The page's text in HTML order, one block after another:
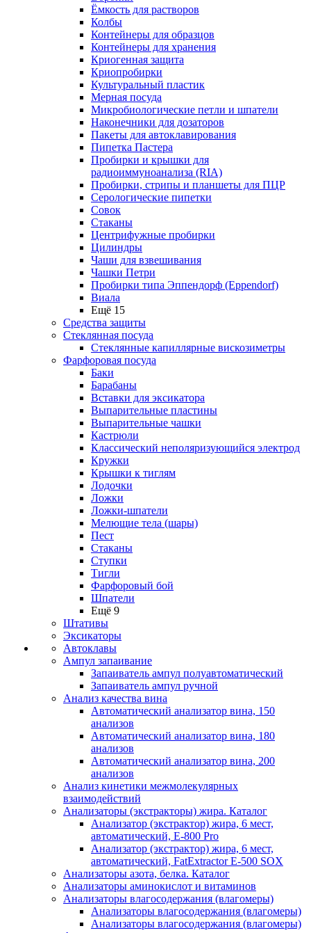
Ёмкость для растворов
Колбы
Контейнеры для образцов
Контейнеры для хранения
Криогенная защита
Криопробирки
Культуральный пластик
Мерная посуда
Микробиологические петли и шпатели
Наконечники для дозаторов
Пакеты для автоклавирования
Пипетка Пастера
Пробирки и крышки для
радиоиммуноанализа (RIA)
Пробирки, стрипы и планшеты для ПЦР
Серологические пипетки
Совок
Стаканы
Центрифужные пробирки
Цилиндры
Чаши для взвешивания
Чашки Петри
Пробирки типа Эппендорф (Eppendorf)
Виала
Ещё 15
Средства защиты
Стеклянная посуда
Стеклянные капиллярные вискозиметры
Фарфоровая посуда
Баки
Барабаны
Вставки для эксикатора
Выпарительные пластины
Выпарительные чашки
Кастрюли
Классический неполяризующийся электрод
Кружки
Крышки к тиглям
Лодочки
Ложки
Ложки-шпатели
Мелющие тела (шары)
Пест
Стаканы
Ступки
Тигли
Фарфоровый бой
Шпатели
Ещё 9
Штативы
Эксикаторы
Автоклавы
Ампул запаивание
Запаиватель ампул полуавтоматический
Запаиватель ампул ручной
Анализ качества вина
Автоматический анализатор вина, 150
анализов
Автоматический анализатор вина, 180
анализов
Автоматический анализатор вина, 200
анализов
Анализ кинетики межмолекулярных
взаимодействий
Анализаторы (экстракторы) жира. Каталог
Анализатор (экстрактор) жира, 6 мест,
автоматический, E-800 Pro
Анализатор (экстрактор) жира, 6 мест,
автоматический, FatExtractor E-500 SOX
Анализаторы азота, белка. Каталог
Анализаторы аминокислот и витаминов
Анализаторы влагосодержания (влагомеры)
Анализаторы влагосодержания (влагомеры)
Анализаторы влагосодержания (влагомеры)